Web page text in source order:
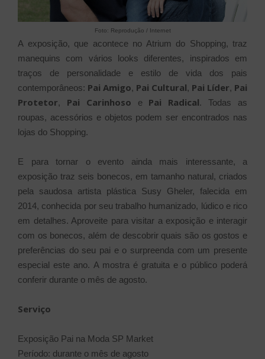
Foto: Reprodução / Internet
A exposição, que acontece no Atrium do Shopping, traz
manequins com vários looks diferentes, inspirados em
traços de personalidade e estilo de vida dos pais
contemporâneos: Pai Amigo, Pai Cultural, Pai Líder, Pai
Protetor, Pai Carinhoso e Pai Radical. Todas as
roupas, acessórios e objetos podem ser encontrados nas
lojas do Shopping.
E para tornar o evento ainda mais interessante, a
exposição traz seis bonecos, em tamanho natural, criados
pela saudosa artista plástica Susy Gheler, falecida em
2014, conhecida por seu trabalho humanizado, lúdico e rico
em detalhes. Aproveite para visitar a exposição e interagir
com os bonecos, além de descobrir quais são os gostos e
preferências do seu pai e o surpreenda com um presente
especial este ano. A mostra é gratuita e o público poderá
conferir durante o mês de agosto.
Serviço
Exposição Pai na Moda SP Market
Período: durante o mês de agosto